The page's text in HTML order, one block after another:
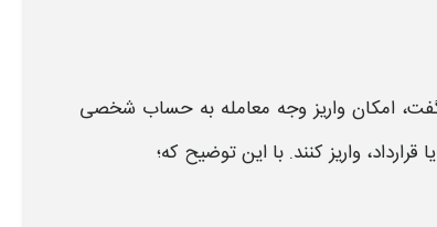
امکان واریز وجه معامله به حساب شخصی
یا قرارداد،واریز کنند. با این توضیح که؛